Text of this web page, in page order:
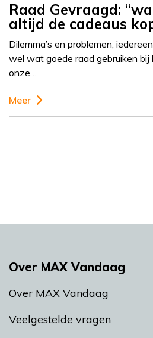
Raad Gevraagd:
altijd de cadeaus
Dilemma’s en problemen,
wel wat goede raad gebruiken bij
onze…
Meer
Over MAX Vandaag
Over MAX Vandaag
Veelgestelde vragen